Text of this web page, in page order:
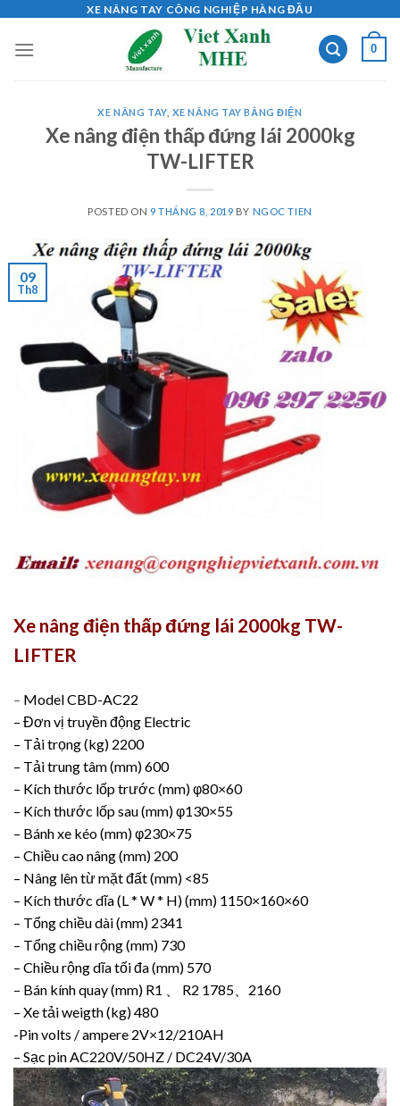
content
XE NÂNG TAY CÔNG NGHIỆP HÀNG ĐẦU
0
XE NÂNG TAY, XE NÂNG TAY BẰNG ĐIỆN
Xe nâng điện thấp đứng lái 2000kg
TW-LIFTER
POSTED ON 9 THÁNG 8, 2019 BY NGOC TIEN
09
Th8
Xe nâng điện thấp đứng lái 2000kg TW-
LIFTER
– Model CBD-AC22
– Đơn vị truyền động Electric
– Tải trọng (kg) 2200
– Tải trung tâm (mm) 600
– Kích thước lốp trước (mm) φ80×60
– Kích thước lốp sau (mm) φ130×55
– Bánh xe kéo (mm) φ230×75
– Chiều cao nâng (mm) 200
– Nâng lên từ mặt đất (mm) <85
– Kích thước dĩa (L * W * H) (mm) 1150×160×60
– Tổng chiều dài (mm) 2341
– Tổng chiều rộng (mm) 730
– Chiều rộng dĩa tối đa (mm) 570
– Bán kính quay (mm) R1 、 R2 1785、2160
– Xe tải weigth (kg) 480
-Pin volts / ampere 2V×12/210AH
– Sạc pin AC220V/50HZ / DC24V/30A